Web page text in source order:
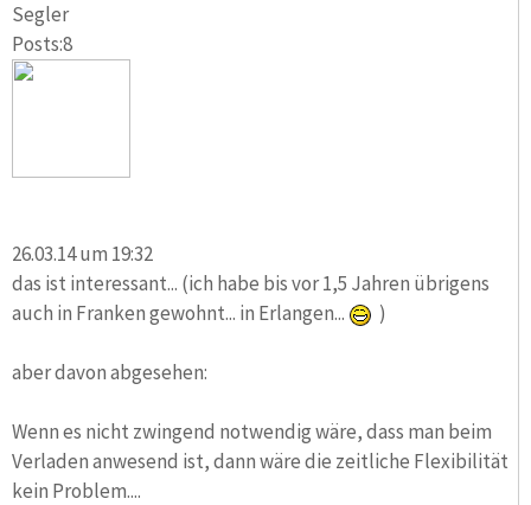
Segler
Posts:8
26.03.14 um 19:32
das ist interessant... (ich habe bis vor 1,5 Jahren übrigens
auch in Franken gewohnt... in Erlangen...
)
aber davon abgesehen:
Wenn es nicht zwingend notwendig wäre, dass man beim
Verladen anwesend ist, dann wäre die zeitliche Flexibilität
kein Problem....